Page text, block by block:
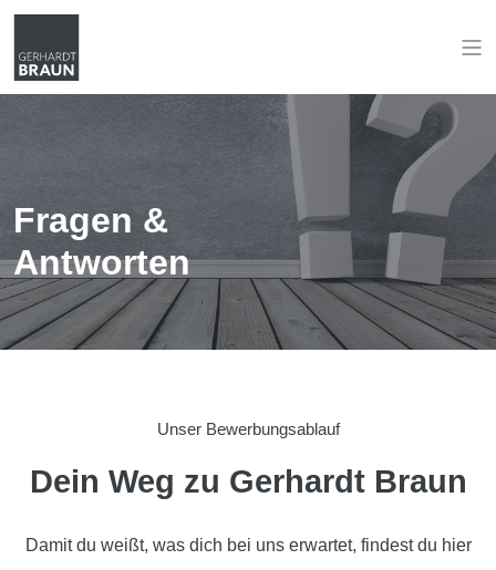
Fragen &
Antworten
Unser Bewerbungsablauf
Dein Weg zu Gerhardt Braun
Damit du weißt, was dich bei uns erwartet, findest du hier